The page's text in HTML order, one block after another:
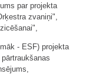
par projekta
zvaniņi",
- ESF) projekta